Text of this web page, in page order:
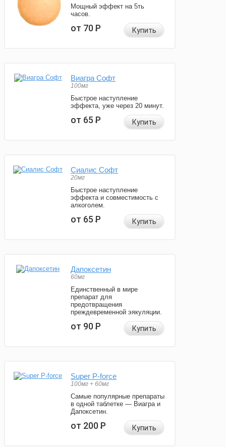
Мощный эффект на 5ть
часов.
от 70Р Купить
Виагра Софт
100мг
Быстрое наступление
эффекта, уже через 20 минут.
от 65Р Купить
Сиалис Софт
20мг
Быстрое наступление
эффекта и совместимость с
алкоголем.
от 65Р Купить
Дапоксетин
60мг
Единственный в мире
препарат для
предотвращения
преждевременной эякуляции.
от 90Р Купить
Super P-force
100мг + 60мг
Самые популярные препараты
в одной таблетке — Виагра и
Дапоксетин.
от 200Р Купить